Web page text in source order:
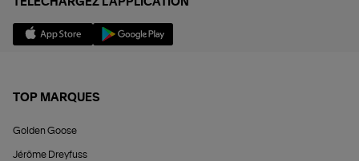
TOP MARQUES
Golden Goose
Jérôme Dreyfuss